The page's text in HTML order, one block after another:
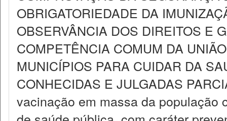
OBRIGATORIEDADE DA
OBSERVÂNCIA DOS DIREITOS E
COMPETÊNCIA COMUM DA
MUNICÍPIOS PARA CUIDAR DA
CONHECIDAS E JULGADAS
vacinação em massa da população